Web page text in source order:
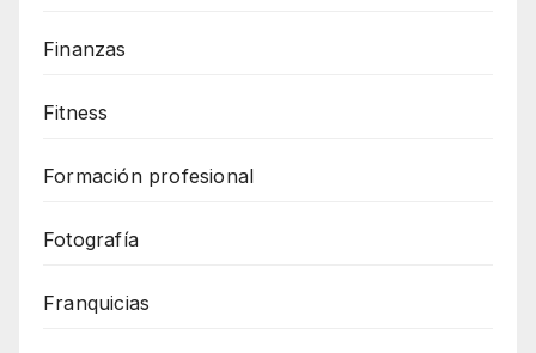
Finanzas
Fitness
Formación profesional
Fotografía
Franquicias